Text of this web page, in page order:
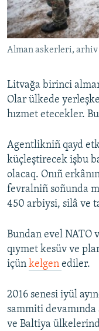
Русский
Українською
Alman askerleri,
Litvağa birinci
Olar ülkede
hızmet etecekler.
Agentlikniñ qayd
küçleştirecek işbu
olacaq. Onıñ
fevralniñ soñunda
450 arbiysi, silâ ve
Bundan evel
qıymet kesüv ve
içün kelgen ediler.
2016 senesi iyül
sammiti
ve Baltiya